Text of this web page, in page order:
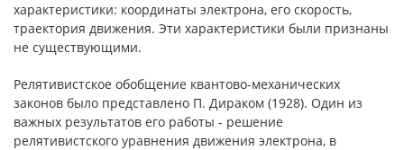
характеристики: координаты электрона, его скорость,
траектория движения. Эти характеристики были признаны
не существующими.
Релятивистское обобщение квантово-механических
законов было представлено П. Дираком (1928). Один из
важных результатов его работы - решение
релятивистского уравнения движения электрона, в